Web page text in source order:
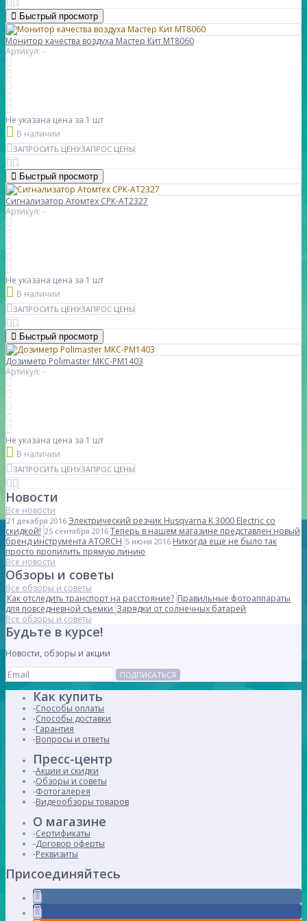
Быстрый просмотр
Монитор качества воздуха Мастер Кит МТ8060
Артикул: -
Не указана цена за 1 шт
В наличии
ЗАПРОСИТЬ ЦЕНУЗАПРОС ЦЕНЫ
Быстрый просмотр
Сигнализатор Атомтех СРК-АТ2327
Артикул: -
Не указана цена за 1 шт
В наличии
ЗАПРОСИТЬ ЦЕНУЗАПРОС ЦЕНЫ
Быстрый просмотр
Дозиметр Polimaster МКС-РМ1403
Артикул: -
Не указана цена за 1 шт
В наличии
ЗАПРОСИТЬ ЦЕНУЗАПРОС ЦЕНЫ
Новости
Все новости
21 декабря 2016 Электрический резчик Husqvarna K 3000 Electric со
скидкой! 25 сентября 2016 Теперь в нашем магазине представлен новый
бренд инструмента ATORCH 5 июня 2016 Никогда еще не было так
просто пропилить прямую линию
Все новости
Обзоры и советы
Все обзоры и советы
Как отследить транспорт на расстояние? Правильные фотоаппараты
для повседневной съемки Зарядки от солнечных батарей
Все обзоры и советы
Будьте в курсе!
Новости, обзоры и акции
ПОДПИСАТЬСЯ
Как купить
Способы оплаты
Способы доставки
Гарантия
Вопросы и ответы
Пресс-центр
Акции и скидки
Обзоры и советы
Фотогалерея
Видеообзоры товаров
О магазине
Сертификаты
Договор оферты
Реквизиты
Присоединяйтесь